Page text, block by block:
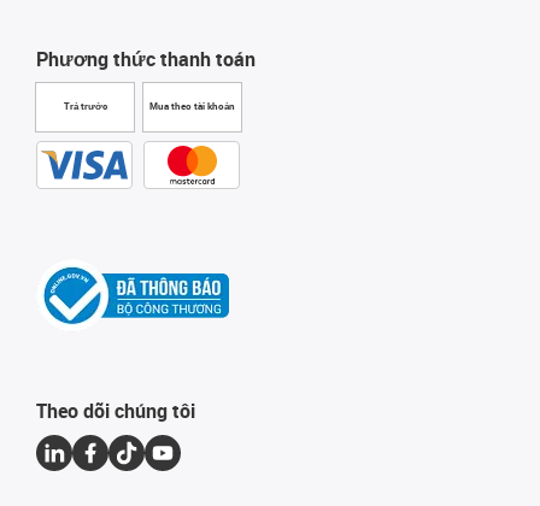
Phương thức thanh toán
Trả trước Mua theo tài khoản
Theo dõi chúng tôi